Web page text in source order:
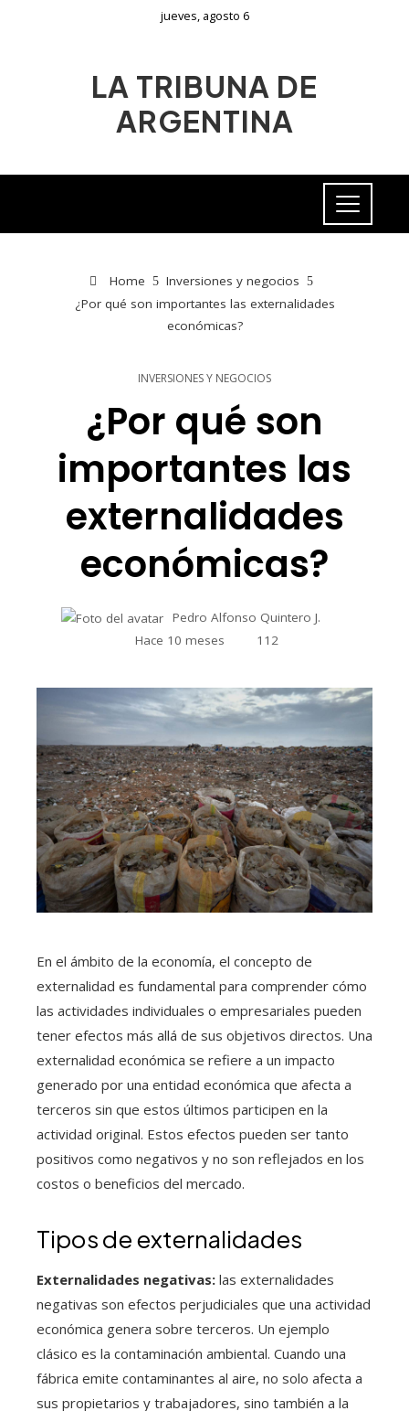
jueves, agosto 6
LA TRIBUNA DE
ARGENTINA
Home
Inversiones y negocios
¿Por qué son importantes las externalidades
económicas?
INVERSIONES Y NEGOCIOS
¿Por qué son
importantes las
externalidades
económicas?
Pedro Alfonso Quintero J.
Hace 10 meses
112
En el ámbito de la economía, el concepto de
externalidad es fundamental para comprender cómo
las actividades individuales o empresariales pueden
tener efectos más allá de sus objetivos directos. Una
externalidad económica se refiere a un impacto
generado por una entidad económica que afecta a
terceros sin que estos últimos participen en la
actividad original. Estos efectos pueden ser tanto
positivos como negativos y no son reflejados en los
costos o beneficios del mercado.
Tipos de externalidades
Externalidades negativas: las externalidades
negativas son efectos perjudiciales que una actividad
económica genera sobre terceros. Un ejemplo
clásico es la contaminación ambiental. Cuando una
fábrica emite contaminantes al aire, no solo afecta a
sus propietarios y trabajadores, sino también a la